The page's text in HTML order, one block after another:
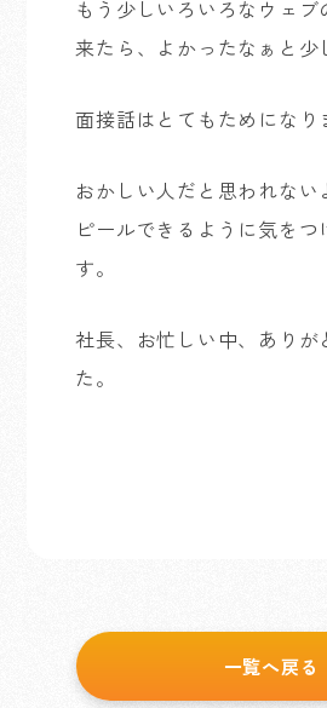
もう少しいろいろなウェブ
来たら、よかったなぁと少
面接話はとてもためになり
おかしい人だと思われない
ピールできるように気をつ
す。
社長、お忙しい中、ありが
た。
一覧へ戻る